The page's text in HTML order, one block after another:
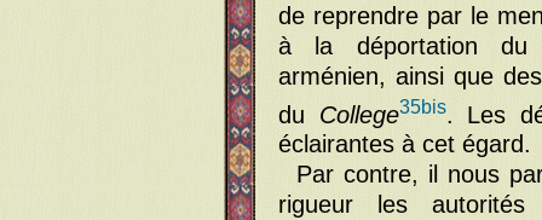
de reprendre par le
à la déportation du
arménien, ainsi que
du College35bis. Les
éclairantes à cet égard.
Par contre, il nous
rigueur les